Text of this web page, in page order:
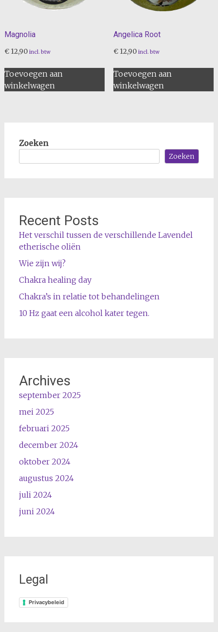
Magnolia
€12,90 incl. btw
Toevoegen aan
winkelwagen
Angelica Root
€12,90 incl. btw
Toevoegen aan
winkelwagen
Zoeken
Zoeken
Recent Posts
Het verschil tussen de verschillende Lavendel
etherische oliën
Wie zijn wij?
Chakra healing day
Chakra’s in relatie tot behandelingen
10 Hz gaat een alcohol kater tegen.
Archives
september 2025
mei 2025
februari 2025
december 2024
oktober 2024
augustus 2024
juli 2024
juni 2024
Legal
Privacybeleid